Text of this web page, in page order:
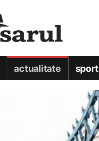
actualitate sport